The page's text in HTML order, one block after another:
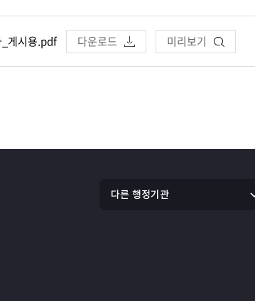
_게시용.pdf 다운로드 미리보기
다른 행정기관